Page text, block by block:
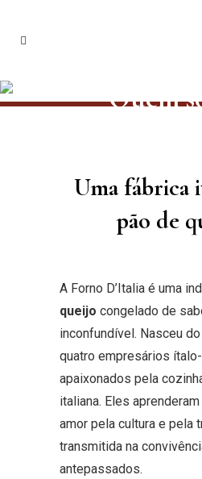
Quem
Uma fábrica
pão de
A Forno D’Italia é uma
queijo congelado de
inconfundível. Nasceu
quatro empresários
apaixonados pela
italiana. Eles
amor pela cultura e pela
transmitida na
antepassados.